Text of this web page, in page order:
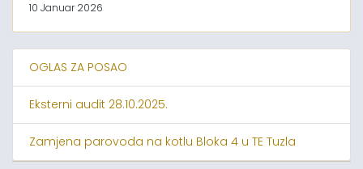
10 Januar 2026
OGLAS ZA POSAO
Eksterni audit 28.10.2025.
Zamjena parovoda na kotlu Bloka 4 u TE Tuzla